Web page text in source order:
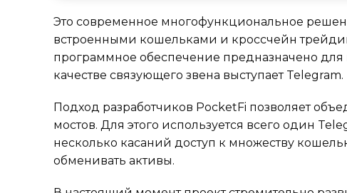
Это современное многофункциональное
встроенными кошельками и кроссчейн
программное обеспечение предназначено
качестве связующего звена выступает Telegram.
Подход разработчиков PocketFi позволяет
мостов. Для этого используется всего один
несколько касаний доступ к множеству
обменивать активы.